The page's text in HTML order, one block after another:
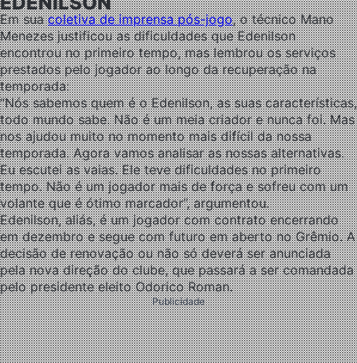
Em suacoletiva de imprensa pós-jogo, o técnico Mano
Menezes justificou as dificuldades que Edenilson
encontrou no primeiro tempo, mas lembrou os serviços
prestados pelo jogador ao longo da recuperação na
temporada:
“Nós sabemos quem é o Edenilson, as suas características,
todo mundo sabe. Não é um meia criador e nunca foi. Mas
nos ajudou muito no momento mais difícil da nossa
temporada. Agora vamos analisar as nossas alternativas.
Eu escutei as vaias. Ele teve dificuldades no primeiro
tempo. Não é um jogador mais de força e sofreu com um
volante que é ótimo marcador”, argumentou.
Edenilson, aliás, é um jogador com contrato encerrando
em dezembro e segue com futuro em aberto no Grêmio. A
decisão de renovação ou não só deverá ser anunciada
pela nova direção do clube, que passará a ser comandada
pelo presidente eleito Odorico Roman.
Publicidade